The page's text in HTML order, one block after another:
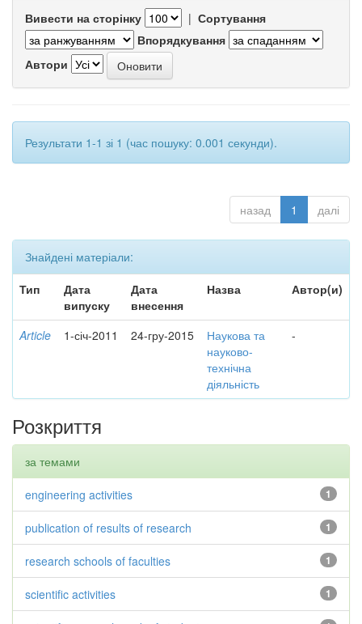
Вивести на сторінку | Сортування
Впорядкування
Автори
Результати 1-1 зі 1 (час пошуку: 0.001 секунди).
назад 1 далі
Знайдені матеріали:
Тип
Дата
випуску
Дата
внесення
Назва Автор(и)
Article 1-січ-2011 24-гру-2015
Наукова та
науково-
технічна
діяльність
-
Розкриття
за темами
1
engineering activities
1
publication of results of research
1
research schools of faculties
1
scientific activities